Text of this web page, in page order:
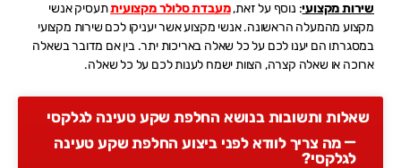
שירות מקצועי: נוסף על זאת,מעבדת סלולר מקצועיתתעסיק אנשי
מקצוע מהמעלה הראשונה. אנשי מקצוע אשר יעניקו לכם שירות מקצועי
במסגרתו הם יענו לכם על כל שאלה באריכות יתר. בין אם מדובר בשאלה
ארוכה או שאלה קצרה, הצוות ישמח לענות לכם על כל שאלה.
שאלות ותשובות בנושא החלפת שקע טעינה לגלקסי
מה צריך לוודא לפני ביצוע החלפת שקע טעינה
לגלקסי?